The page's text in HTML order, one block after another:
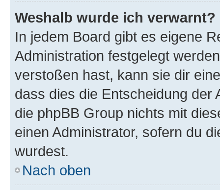
Weshalb wurde ich verwarnt?
In jedem Board gibt es eigene
Administration festgelegt
verstoßen hast, kann sie dir
dass dies die Entscheidung der
die phpBB Group nichts mit
einen Administrator, sofern du
wurdest.
Nach oben